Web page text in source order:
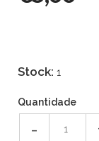
Stock: 1
Quantidade
-